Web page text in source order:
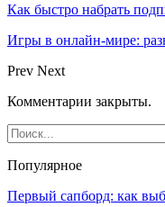
Как быстро набрать
Игры в онлайн-мире:
Prev Next
Комментарии закрыты.
Популярное
Первый сапборд: как